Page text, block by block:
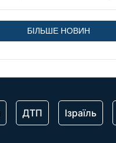
БІЛЬШЕ НОВИН
ДТП Ізраїль